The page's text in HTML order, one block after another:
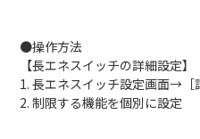
●操作方法
【長エネスイッチの詳細設定】
1. 長エネスイッチ設定画面→［
2. 制限する機能を個別に設定